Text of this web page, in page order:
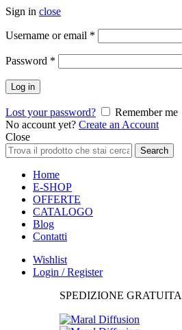
Sign in close
Username or email *
Password *
Log in
Lost your password?
Remember me
No account yet? Create an Account
Close
Search
for:
Search
Home
E-SHOP
OFFERTE
CATALOGO
Blog
Contatti
Wishlist
Login / Register
SPEDIZIONE